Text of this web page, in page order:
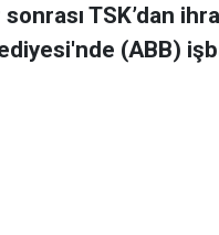
TSK’dan
(ABB)